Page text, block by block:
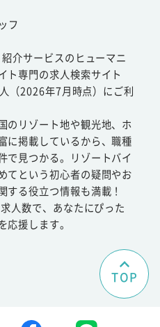
フ
介サービスのヒューマニ
ト専門の求人検索サイト
（2026年7月時点）にご利
のリゾート地や観光地、ホ
に掲載しているから、職種
で見つかる。リゾートバイ
てという初心者の疑問やお
する役立つ情報も満載！
人数で、あなたにぴった
応援します。
TOP